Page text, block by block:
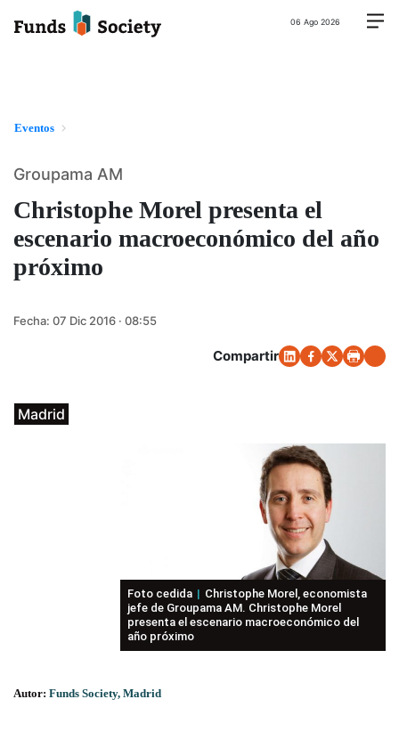
06 Ago 2026
Eventos
Christophe Morel presenta el
escenario macroeconómico del año
próximo
Groupama AM
Fecha: 07 Dic 2016 · 08:55
Compartir
Madrid
Foto cedida
Christophe Morel, economista
jefe de Groupama AM. Christophe Morel
presenta el escenario macroeconómico del
año próximo
Autor: Funds Society, Madrid